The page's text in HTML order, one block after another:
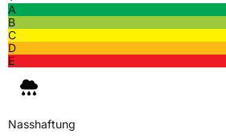
A
B
C
D
E
Nasshaftung